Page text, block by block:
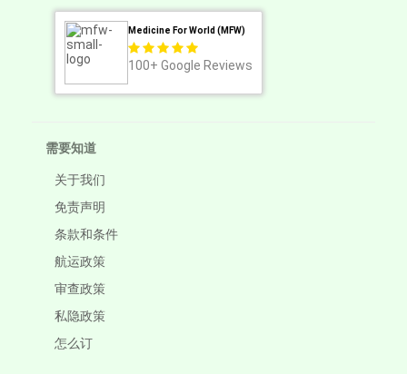
Medicine For World (MFW)
100+ Google Reviews
需要知道
关于我们
免责声明
条款和条件
航运政策
审查政策
私隐政策
怎么订